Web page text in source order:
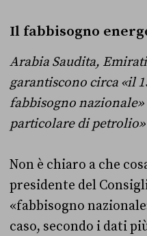
Il fabbisogno
Arabia Saudita,
garantiscono circa «il
fabbisogno
particolare di petrolio»
Non è chiaro a che
presidente del
«fabbisogno
caso, secondo i dati